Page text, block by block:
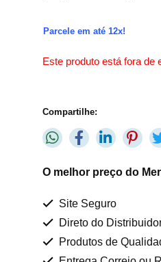
Parcele em até 12x!
Este produto está fora de
Compartilhe:
O melhor preço do
Site Seguro
Direto do
Produtos de